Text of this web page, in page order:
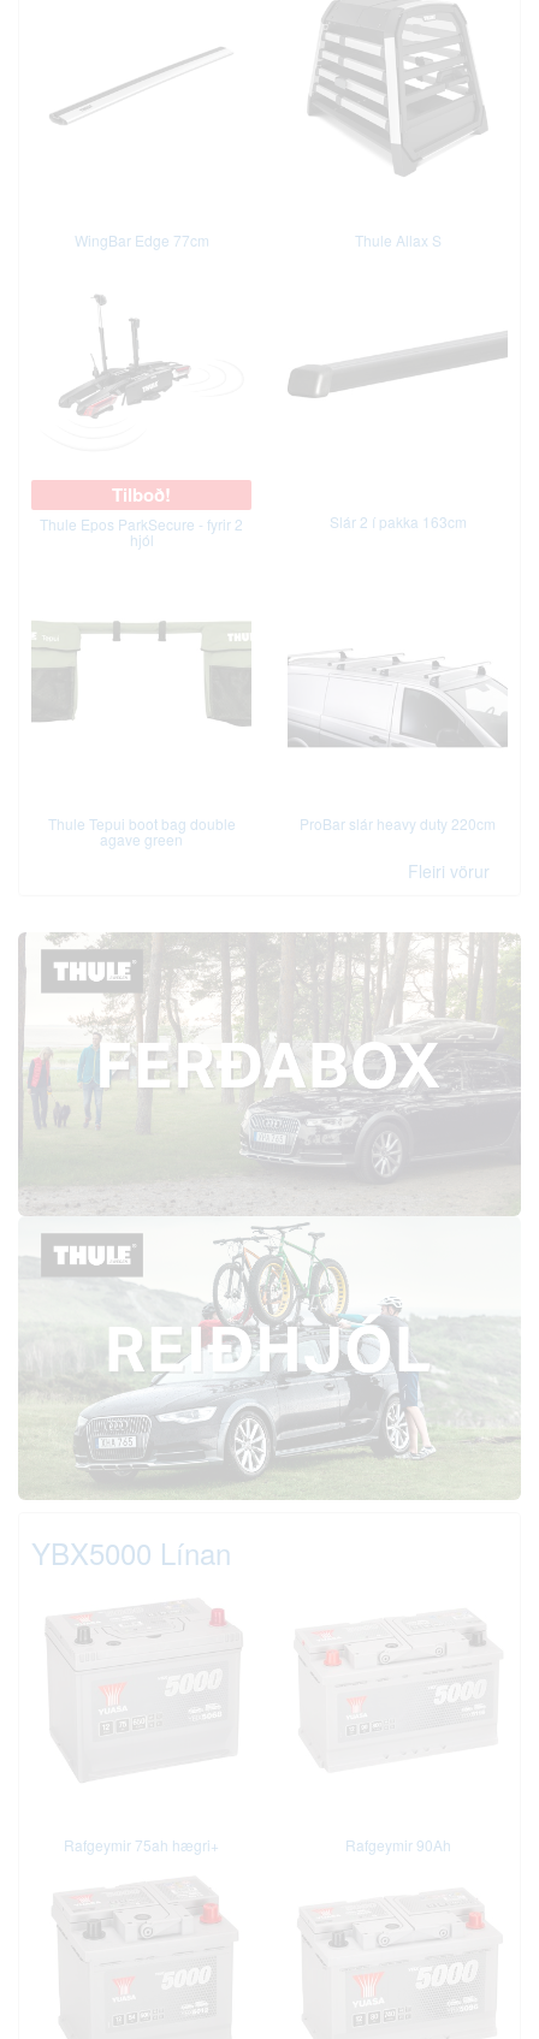
WingBar Edge 77cm Thule Allax S
Tilboð!
Thule Epos ParkSecure - fyrir 2
hjól
Slár 2 í pakka 163cm
Thule Tepui boot bag double
agave green
ProBar slár heavy duty 220cm
Fleiri vörur
YBX5000 Línan
Rafgeymir 75ah hægri+ Rafgeymir 90Ah